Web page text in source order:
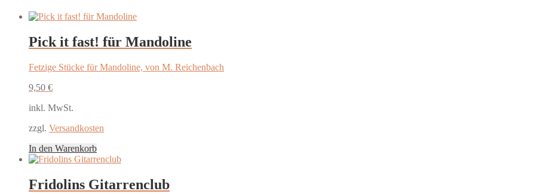
Pick it fast! für Mandoline
Fetzige Stücke für Mandoline, von M. Reichenbach
9,50 €
inkl. MwSt.
zzgl. Versandkosten
In den Warenkorb
Fridolins Gitarrenclub